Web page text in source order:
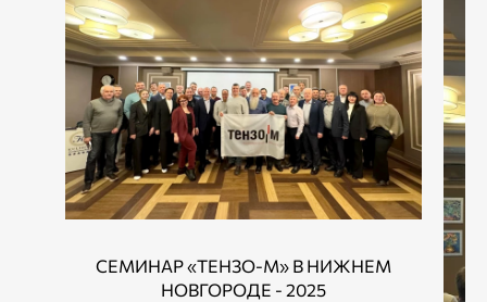
СЕМИНАР «ТЕНЗО-М» В НИЖНЕМ
НОВГОРОДЕ - 2025